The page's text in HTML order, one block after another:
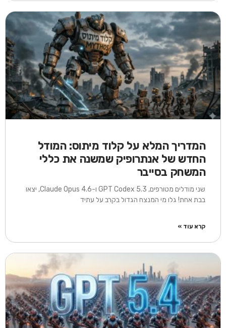
המדריך המלא על קלוד מיתוס: המודל
החדש של אנתרופיק שמשנה את כללי
המשחק בסייבר
שני מודלים מטורפים, GPT Codex 5.3 ו-Claude Opus 4.6, יצאו
בבת אחת! גלו מי המנצח הגדול בקרב על עתיד
קרא עוד »